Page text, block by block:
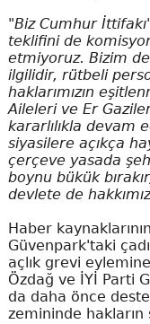
"Biz Cumhur
teklifini de
etmiyoruz. Bizim
ilgilidir, rütbeli
haklarımızın
Aileleri ve Er
kararlılıkla devam
siyasilere açıkça
çerçeve yasada
boynu bükük
devlete de
Haber
Güvenpark'taki
açlık grevi
Özdağ ve İYİ Parti
da daha önce
zemininde hakların